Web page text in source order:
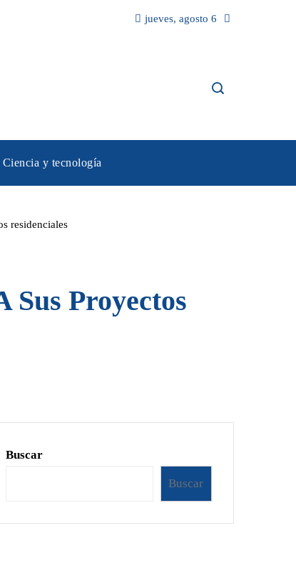
jueves, agosto 6
Ciencia y tecnología
residenciales
Proyectos
Buscar
Buscar